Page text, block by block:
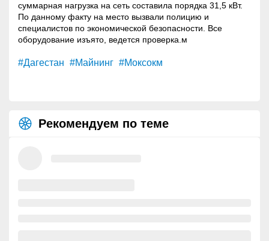
суммарная нагрузка на сеть составила порядка 31,5 кВт.
По данному факту на место вызвали полицию и
специалистов по экономической безопасности. Все
оборудование изъято, ведется проверка.м
#Дагестан #Майнинг #Моксокм
Рекомендуем по теме